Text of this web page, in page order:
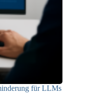
für LLMs